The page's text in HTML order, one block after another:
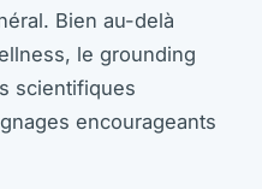
Bien au-delà
le grounding
scientifiques
encourageants